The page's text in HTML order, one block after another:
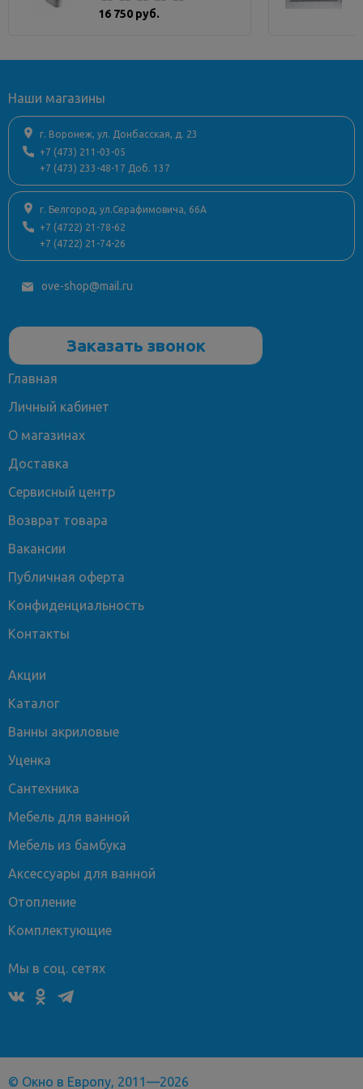
16 750 руб.
Наши магазины
г. Воронеж, ул. Донбасская, д. 23
+7 (473) 211-03-05
+7 (473) 233-48-17 Доб. 137
г. Белгород, ул.Серафимовича, 66А
+7 (4722) 21-78-62
+7 (4722) 21-74-26
ove-shop@mail.ru
Заказать звонок
Главная
Личный кабинет
О магазинах
Доставка
Сервисный центр
Возврат товара
Вакансии
Публичная оферта
Конфиденциальность
Контакты
Акции
Каталог
Ванны акриловые
Уценка
Сантехника
Мебель для ванной
Мебель из бамбука
Аксессуары для ванной
Отопление
Комплектующие
Мы в соц. сетях
© Окно в Европу, 2011—2026